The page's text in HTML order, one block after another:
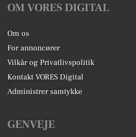
OM VORES DIGITAL
Om os
For annoncører
Vilkår og Privatlivspolitik
Kontakt VORES Digital
Administrer samtykke
GENVEJE